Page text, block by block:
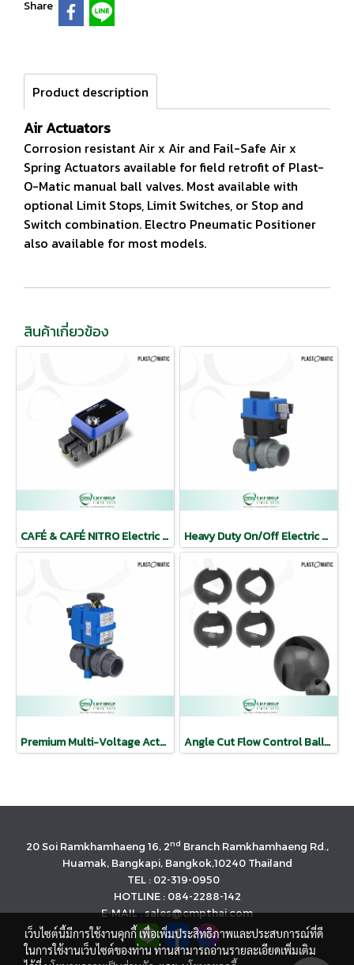
Share
Product description
Air Actuators
Corrosion resistant Air x Air and Fail-Safe Air x
Spring Actuators available for field retrofit of Plast-
O-Matic manual ball valves. Most available with
optional Limit Stops, Limit Switches, or Stop and
Switch combination. Electro Pneumatic Positioner
also available for most models.
สินค้าเกี่ยวข้อง
CAFÉ & CAFÉ NITRO Electric Actuators Heavy Duty On/Off Electric Actuator w/ Ball Valve
Premium Multi-Voltage Actuator w/ Ball Valve Angle Cut Flow Control Balls Manual or Actuated
20 Soi Ramkhamhaeng 16, 2nd Branch Ramkhamhaeng Rd.,
Huamak, Bangkapi, Bangkok,10240 Thailand
TEL : 02-319-0950
HOTLINE : 084-2288-142
E-MAIL : sales@cmpthai.com
เว็บไซต์นี้มีการใช้งานคุกกี้ เพื่อเพิ่มประสิทธิภาพและประสบการณ์ที่ดี
ในการใช้งานเว็บไซต์ของท่าน ท่านสามารถอ่านรายละเอียดเพิ่มเติม